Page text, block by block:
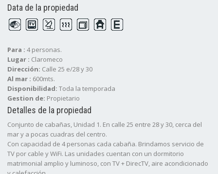
Data de la propiedad
Para : 4 personas.
Lugar : Claromeco
Dirección: Calle 25 e/28 y 30
Al mar : 600mts.
Disponibilidad: Toda la temporada
Gestion de: Propietario
Detalles de la propiedad
Conjunto de cabañas, Unidad 1. En calle 25 entre 28 y 30, cerca del
mar y a pocas cuadras del centro.
Con capacidad de 4 personas cada cabaña. Brindamos servicio de
TV por cable y WiFi. Las unidades cuentan con un dormitorio
matrimonial amplio y luminoso, con TV + DirecTV, aire acondicionado